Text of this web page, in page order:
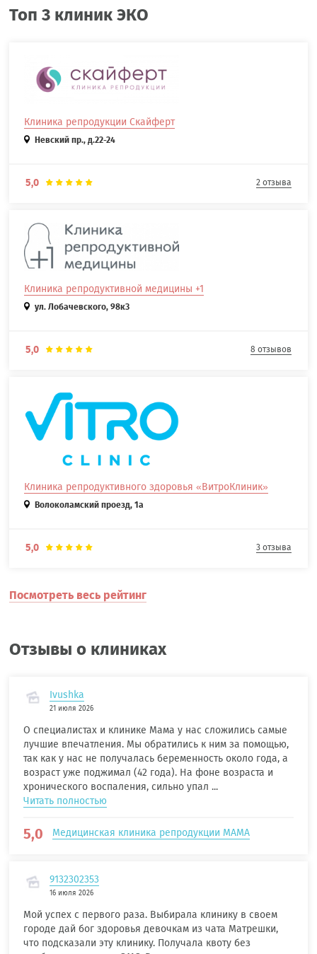
Топ 3 клиник ЭКО
Клиника репродукции Скайферт
Невский пр., д.22-24
5,0 2 отзыва
Клиника репродуктивной медицины +1
ул. Лобачевского, 98к3
5,0 8 отзывов
Клиника репродуктивного здоровья «ВитроКлиник»
Волоколамский проезд, 1а
5,0 3 отзыва
Посмотреть весь рейтинг
Отзывы о клиниках
Ivushka
21 июля 2026
О специалистах и клинике Мама у нас сложились самые
лучшие впечатления. Мы обратились к ним за помощью,
так как у нас не получалась беременность около года, а
возраст уже поджимал (42 года). На фоне возраста и
хронического воспаления, сильно упал ...
Читать полностью
5,0 Медицинская клиника репродукции МАМА
9132302353
16 июля 2026
Мой успех с первого раза. Выбирала клинику в своем
городе дай бог здоровья девочкам из чата Матрешки,
что подсказали эту клинику. Получала квоту без